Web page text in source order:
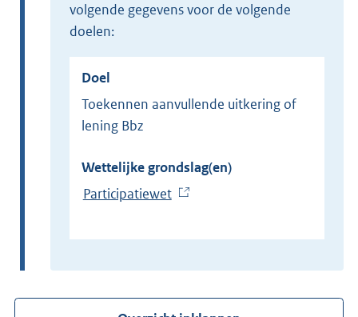
volgende gegevens voor de volgende
doelen:
Doel
Toekennen aanvullende uitkering of
lening Bbz
Wettelijke grondslag(en)
Participatiewet(
x
r